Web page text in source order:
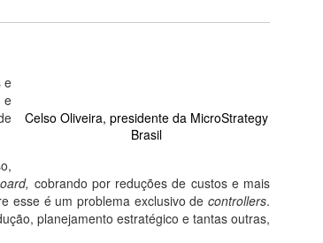
Celso Oliveira, presidente da MicroStrategy
Brasil
e
e
cobrando por reduções de custos e mais
esse é um problema exclusivo decontrollers.
planejamento estratégico e tantas outras,